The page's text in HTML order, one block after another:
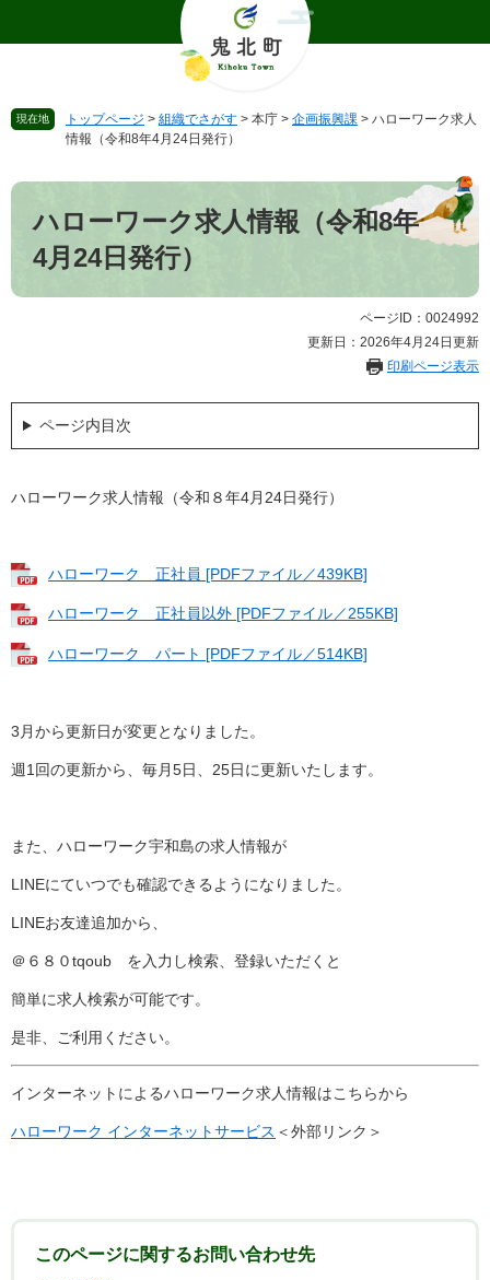
頭
。
飛
て
現在地 トップページ > 組織でさがす > 本庁 > 企画振興課 > ハローワーク求人
情報（令和8年4月24日発行）
本
ハローワーク求人情報（令和8年
4月24日発行）
ページID：0024992
更新日：2026年4月24日更新
印刷ページ表示
ページ内目次
ハローワーク求人情報（令和８年4月24日発行）
ハローワーク 正社員 [PDFファイル／439KB]
ハローワーク 正社員以外 [PDFファイル／255KB]
ハローワーク パート [PDFファイル／514KB]
3月から更新日が変更となりました。
週1回の更新から、毎月5日、25日に更新いたします。
また、ハローワーク宇和島の求人情報が
LINEにていつでも確認できるようになりました。
LINEお友達追加から、
＠６８０tqoub を入力し検索、登録いただくと
簡単に求人検索が可能です。
是非、ご利用ください。
インターネットによるハローワーク求人情報はこちらから
ハローワーク インターネットサービス ＜外部リンク＞
このページに関するお問い合わせ先